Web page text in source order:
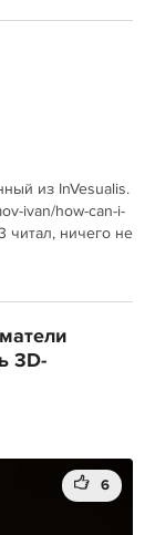
из InVesualis.
ivan/how-can-i-
читал, ничего не
3D-
6